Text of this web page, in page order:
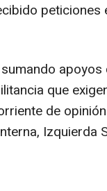
apoyos
que
de
Izquierda